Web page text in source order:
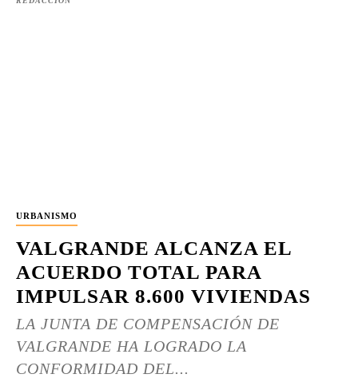
URBANISMO
VALGRANDE ALCANZA EL
ACUERDO TOTAL PARA
IMPULSAR 8.600 VIVIENDAS
LA JUNTA DE COMPENSACIÓN DE
VALGRANDE HA LOGRADO LA
CONFORMIDAD DEL...